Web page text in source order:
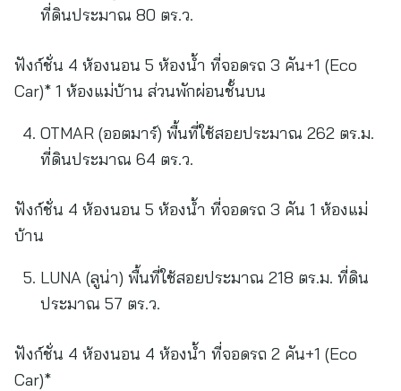
ที่ดินประมาณ 80 ตร.ว.
ฟังก์ชั่น 4 ห้องนอน 5 ห้องน้ำ ที่จอดรถ 3 คัน+1 (Eco
Car)* 1 ห้องแม่บ้าน ส่วนพักผ่อนชั้นบน
OTMAR (ออตมาร์) พื้นที่ใช้สอยประมาณ 262 ตร.ม.
ที่ดินประมาณ 64 ตร.ว.
ฟังก์ชั่น 4 ห้องนอน 5 ห้องน้ำ ที่จอดรถ 3 คัน 1 ห้องแม่
บ้าน
LUNA (ลูน่า) พื้นที่ใช้สอยประมาณ 218 ตร.ม. ที่ดิน
ประมาณ 57 ตร.ว.
ฟังก์ชั่น 4 ห้องนอน 4 ห้องน้ำ ที่จอดรถ 2 คัน+1 (Eco
Car)*